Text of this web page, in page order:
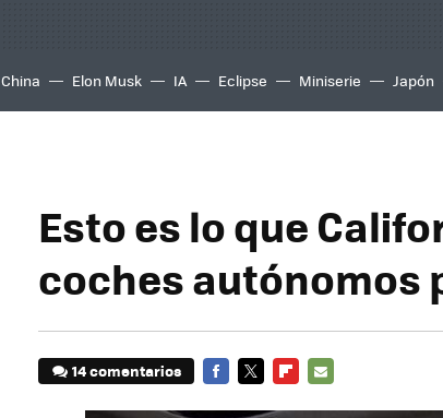
China Elon Musk IA Eclipse Miniserie Japón
Esto es lo que
coches autónomos
14 comentarios